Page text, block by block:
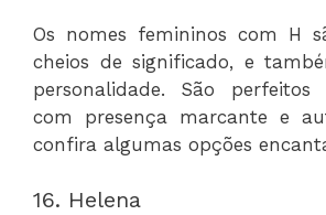
Os nomes femininos com H
cheios de significado, e
personalidade. São perfeitos
com presença marcante e
confira algumas opções
16. Helena